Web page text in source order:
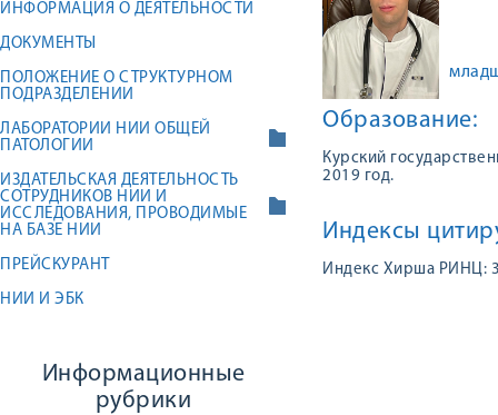
ИНФОРМАЦИЯ О ДЕЯТЕЛЬНОСТИ
ДОКУМЕНТЫ
ПОЛОЖЕНИЕ О СТРУКТУРНОМ
ПОДРАЗДЕЛЕНИИ
ЛАБОРАТОРИИ НИИ ОБЩЕЙ
ПАТОЛОГИИ
ИЗДАТЕЛЬСКАЯ ДЕЯТЕЛЬНОСТЬ
СОТРУДНИКОВ НИИ И
ИССЛЕДОВАНИЯ, ПРОВОДИМЫЕ
НА БАЗЕ НИИ
ПРЕЙСКУРАНТ
НИИ И ЭБК
Информационные
рубрики
Образование:
Курский
2019 год.
Индексы
Индекс Хирша РИНЦ: